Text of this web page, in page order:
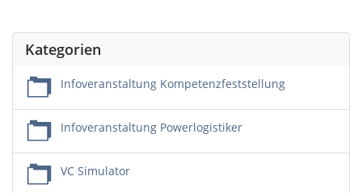
Kategorien
Infoveranstaltung Kompetenzfeststellung
Infoveranstaltung Powerlogistiker
VC Simulator